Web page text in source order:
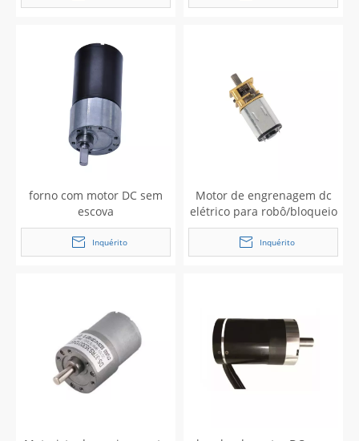
forno com motor DC sem
escova
Inquérito
Motor de engrenagem dc
elétrico para robô/bloqueio
inteligente/produtos sexy
Inquérito